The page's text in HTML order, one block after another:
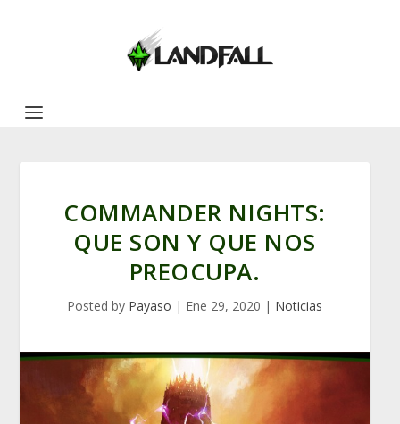
COMMANDER NIGHTS:
QUE SON Y QUE NOS
PREOCUPA.
Posted by Payaso | Ene 29, 2020 | Noticias